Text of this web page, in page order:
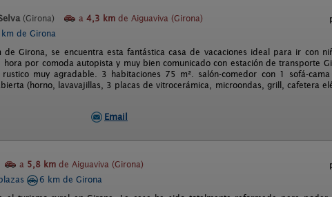
(Girona) a 4,3 km de Aiguaviva (Girona)
de Girona
Girona, se encuentra esta fantástica casa de vacaciones ideal para ir con
por comoda autopista y muy bien comunicado con estación de transporte
muy agradable. 3 habitaciones 75 m². salón-comedor con 1 sofá-
(horno, lavavajillas, 3 placas de vitrocerámica, microondas, grill, cafetera
Email
a 5,8 km de Aiguaviva (Girona)
6 km de Girona